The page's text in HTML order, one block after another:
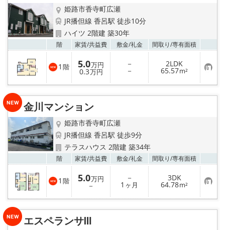
姫路市香寺町広瀬
JR播但線 香呂駅 徒歩10分
ハイツ 2階建 築30年
階 家賃/共益費 敷金/礼金 間取り/専有面積
1 階 5.0万円
0.3万円
－
－
2LDK
65.57m² お
気
に
り
金川マンション
姫路市香寺町広瀬
JR播但線 香呂駅 徒歩9分
テラスハウス 2階建 築34年
階 家賃/共益費 敷金/礼金 間取り/専有面積
1 階 5.0万円
－
－
1 ヶ月
3DK
64.78m² お
気
に
り
エスペランサⅢ